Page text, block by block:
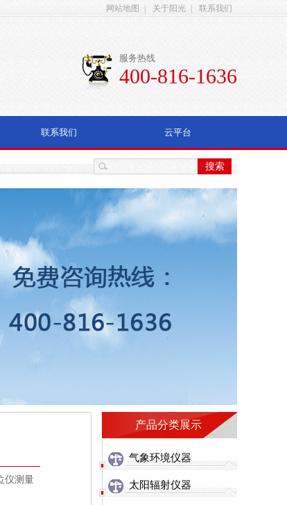
网站地图 关于阳光 联系我们
服务热线
400-816-1636
联系我们 云平台
搜索
仪测量
产品分类展示
气象环境仪器
太阳辐射仪器